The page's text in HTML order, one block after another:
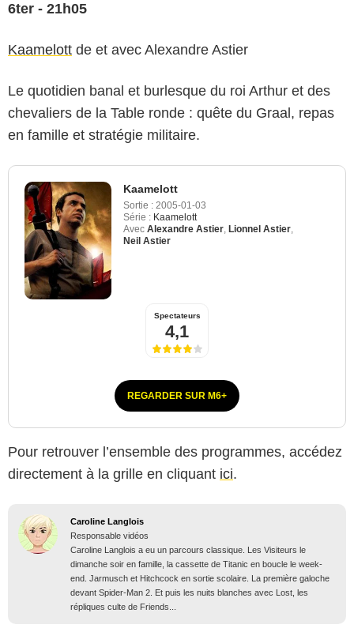
6ter - 21h05
Kaamelott de et avec Alexandre Astier
Le quotidien banal et burlesque du roi Arthur et des
chevaliers de la Table ronde : quête du Graal, repas
en famille et stratégie militaire.
Kaamelott
Sortie : 2005-01-03
Série : Kaamelott
Avec Alexandre Astier, Lionnel Astier,
Neil Astier
Spectateurs
4,1
REGARDER SUR M6+
Pour retrouver l’ensemble des programmes, accédez
directement à la grille en cliquant ici.
Caroline Langlois
Responsable vidéos
Caroline Langlois a eu un parcours classique. Les Visiteurs le
dimanche soir en famille, la cassette de Titanic en boucle le week-
end. Jarmusch et Hitchcock en sortie scolaire. La première galoche
devant Spider-Man 2. Et puis les nuits blanches avec Lost, les
répliques culte de Friends...